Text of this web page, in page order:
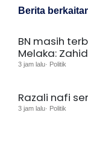
Berita
BN masih
Melaka: Zahid
3 jam lalu· Politik
Razali nafi
3 jam lalu· Politik